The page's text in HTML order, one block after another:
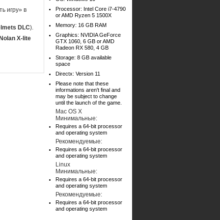
игру» в
DLC).
X-lite
Processor: Intel Core i7-4790
or AMD Ryzen 5 1500X
Memory: 16 GB RAM
Graphics: NVIDIA GeForce
GTX 1060, 6 GB or AMD
Radeon RX 580, 4 GB
Storage: 8 GB available
space
Directx: Version 11
Please note that these
informations aren't final and
may be subject to change
until the launch of the game.
Mac OS X
Минимальные:
Requires a 64-bit processor
and operating system
Рекомендуемые:
Requires a 64-bit processor
and operating system
Linux
Минимальные:
Requires a 64-bit processor
and operating system
Рекомендуемые:
Requires a 64-bit processor
and operating system